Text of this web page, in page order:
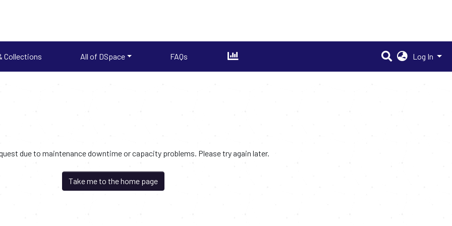
Collections All of DSpace FAQs Log In
due to maintenance downtime or capacity problems. Please try again later.
Take me to the home page